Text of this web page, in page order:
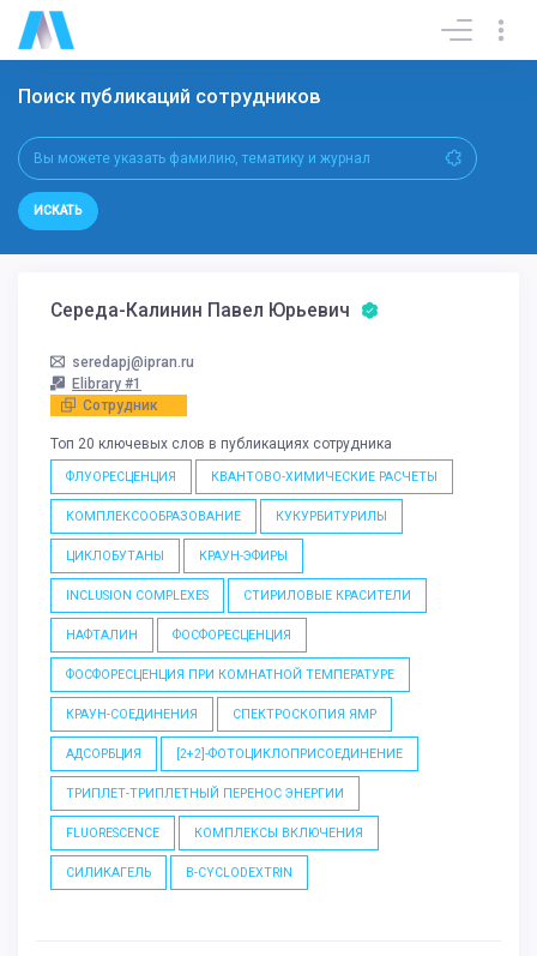
Поиск публикаций сотрудников
ИСКАТЬ
Середа-Калинин Павел Юрьевич
seredapj@ipran.ru
Elibrary #1
Сотрудник
Топ 20 ключевых слов в публикациях сотрудника
ФЛУОРЕСЦЕНЦИЯ КВАНТОВО-ХИМИЧЕСКИЕ РАСЧЕТЫ
КОМПЛЕКСООБРАЗОВАНИЕ КУКУРБИТУРИЛЫ
ЦИКЛОБУТАНЫ КРАУН-ЭФИРЫ
INCLUSION COMPLEXES СТИРИЛОВЫЕ КРАСИТЕЛИ
НАФТАЛИН ФОСФОРЕСЦЕНЦИЯ
ФОСФОРЕСЦЕНЦИЯ ПРИ КОМНАТНОЙ ТЕМПЕРАТУРЕ
КРАУН-СОЕДИНЕНИЯ СПЕКТРОСКОПИЯ ЯМР
АДСОРБЦИЯ [2+2]-ФОТОЦИКЛОПРИСОЕДИНЕНИЕ
ТРИПЛЕТ-ТРИПЛЕТНЫЙ ПЕРЕНОС ЭНЕРГИИ
FLUORESCENCE КОМПЛЕКСЫ ВКЛЮЧЕНИЯ
СИЛИКАГЕЛЬ Β-CYCLODEXTRIN